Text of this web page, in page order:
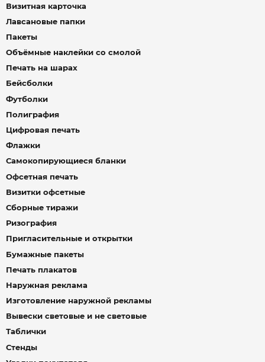
Визитная карточка
Лавсановые папки
Пакеты
Объёмные наклейки со смолой
Печать на шарах
Бейсболки
Футболки
Полиграфия
Цифровая печать
Флажки
Самокопирующиеся бланки
Офсетная печать
Визитки офсетные
Сборные тиражи
Ризография
Пригласительные и открытки
Бумажные пакеты
Печать плакатов
Наружная реклама
Изготовление наружной рекламы
Вывески световые и не световые
Таблички
Стенды